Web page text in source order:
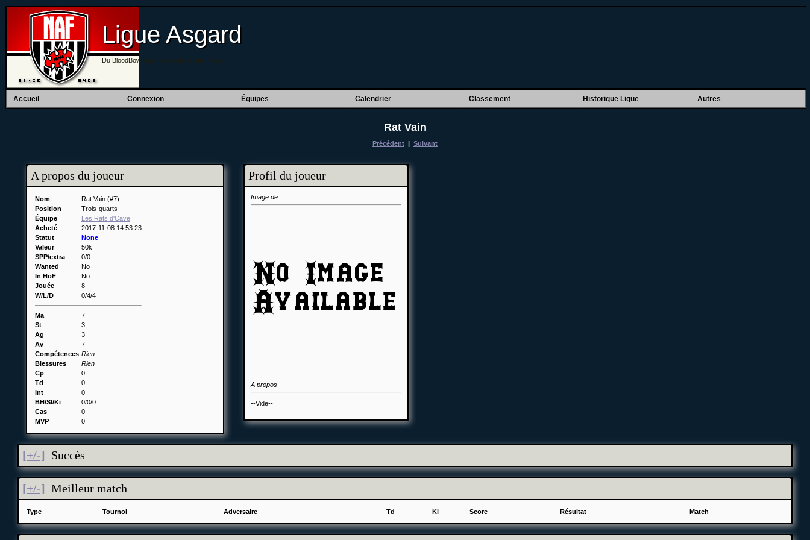
Ligue Asgard
Du BloodBowl pour les Coachs pas frileux !
Accueil Connexion Équipes Calendrier Classement Historique Ligue Autres
Rat Vain
Précédent | Suivant
A propos du joueur
Nom
Rat Vain (#7)
Position
Trois-quarts
Équipe
Les Rats d'Cave
Acheté
2017-11-08 14:53:23
Statut
None
Valeur
50k
SPP/extra
0/0
Wanted
No
In HoF
No
Jouée
8
W/L/D
0/4/4
Ma
7
St
3
Ag
3
Av
7
Compétences Rien
Blessures
Rien
Cp
0
Td
0
Int
0
BH/SI/Ki
0/0/0
Cas
0
MVP
0
Profil du joueur
Image de
A propos
--Vide--
[+/-] Succès
[+/-] Meilleur match
Type Tournoi Adversaire Td Ki Score Résultat Match